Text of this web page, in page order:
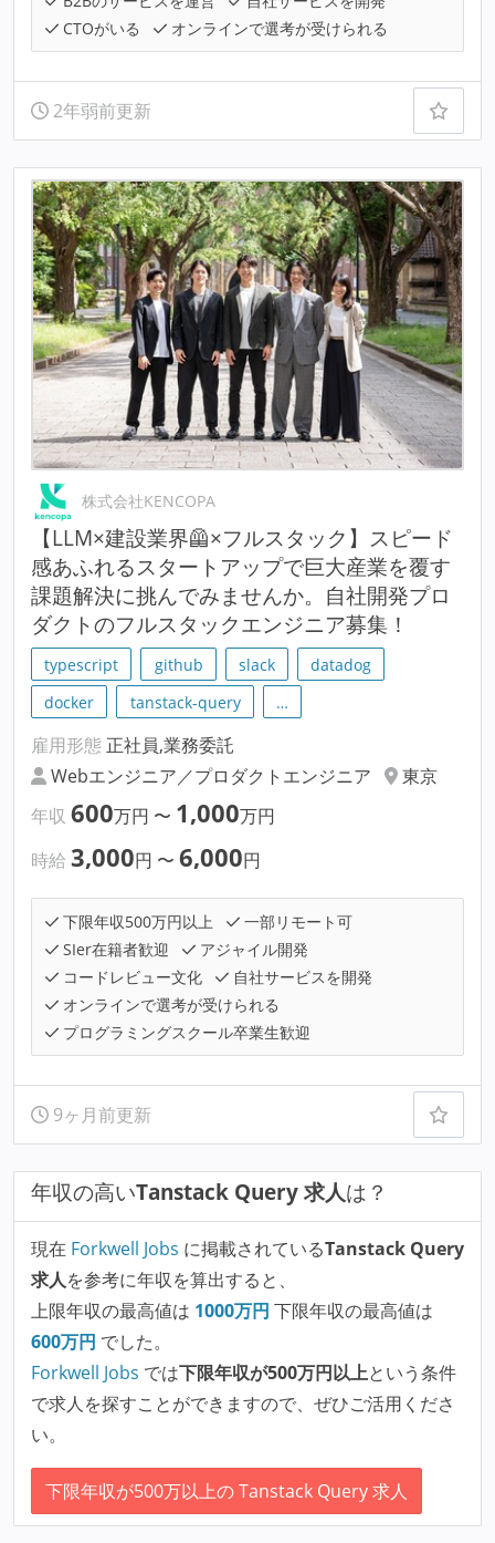
CTOがいる
オンラインで選考が受けられる
2年弱前更新
株式会社KENCOPA
【LLM×建設業界🦺×フルスタック】スピード
感あふれるスタートアップで巨大産業を覆す
課題解決に挑んでみませんか。自社開発プロ
ダクトのフルスタックエンジニア募集！
typescript github slack
datadog
docker
tanstack-query …
雇用形態 正社員,業務委託
Webエンジニア／プロダクトエンジニア
東京
年収 600万円 〜 1,000万円
時給 3,000円 〜 6,000円
下限年収500万円以上
一部リモート可
SIer在籍者歓迎
アジャイル開発
コードレビュー文化
自社サービスを開発
オンラインで選考が受けられる
プログラミングスクール卒業生歓迎
9ヶ月前更新
年収の高いTanstack Query 求人は？
現在 Forkwell Jobs に掲載されているTanstack Query
求人を参考に年収を算出すると、
上限年収の最高値は 1000万円 下限年収の最高値は
600万円 でした。
Forkwell Jobs では下限年収が500万円以上という条件
で求人を探すことができますので、ぜひご活用くださ
い。
下限年収が500万以上の Tanstack Query 求人